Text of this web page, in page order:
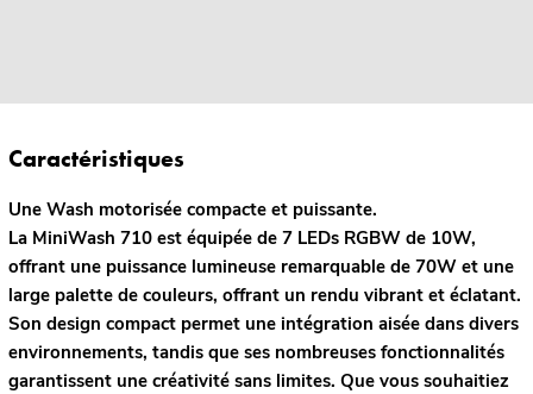
Caractéristiques
Une Wash motorisée compacte et puissante.
La MiniWash 710 est équipée de 7 LEDs RGBW de 10W,
offrant une puissance lumineuse remarquable de 70W et une
large palette de couleurs, offrant un rendu vibrant et éclatant.
Son design compact permet une intégration aisée dans divers
environnements, tandis que ses nombreuses fonctionnalités
garantissent une créativité sans limites. Que vous souhaitiez